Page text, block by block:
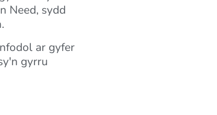
Need, sydd
ar gyfer
gyrru